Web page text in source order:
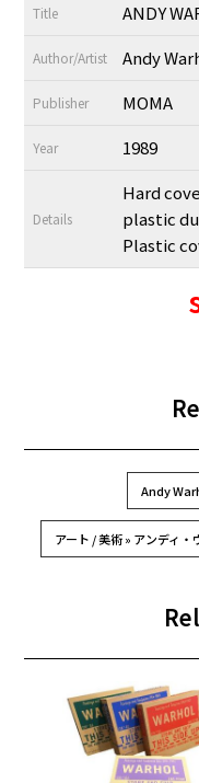
Title ANDY
Author/Artist Andy
Publisher MOMA
Year 1989
Details
Hard
plastic
Plastic
Andy
アート / 美術 » アンディ・